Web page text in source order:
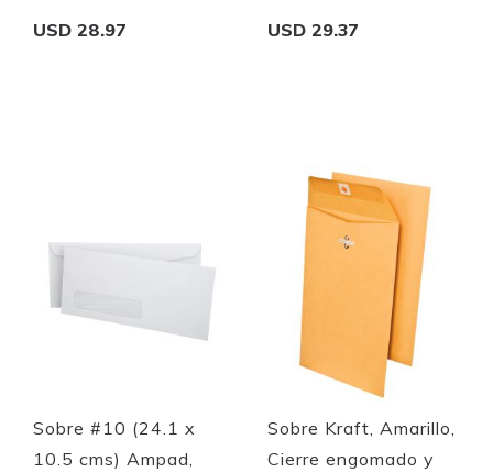
USD 28.97
Quickview
USD 29.37
Quickview
Sobre #10 (24.1 x
10.5 cms) Ampad,
Sobre Kraft, Amarillo,
Cierre engomado y